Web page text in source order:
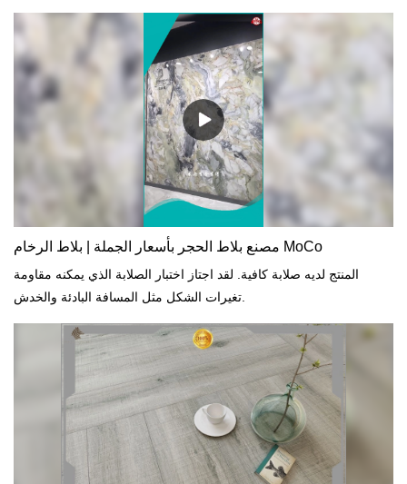
مصنع بلاط الحجر بأسعار الجملة | بلاط الرخام MoCo
المنتج لديه صلابة كافية. لقد اجتاز اختبار الصلابة الذي يمكنه مقاومة